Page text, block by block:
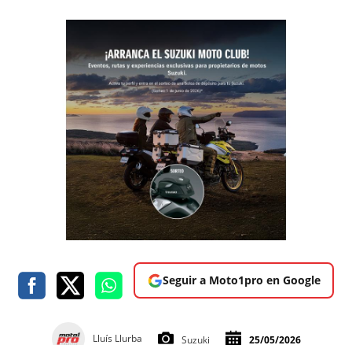
Seguir a Moto1pro en Google
Lluís Llurba Suzuki 25/05/2026